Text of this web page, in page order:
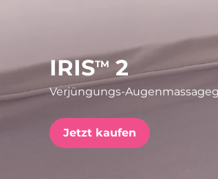
IRISTM 2
Verjüngungs-
Jetzt kaufen
FAQ™ Pure Beauty-Tech Elixir
issa™ Teeth Whitening Set